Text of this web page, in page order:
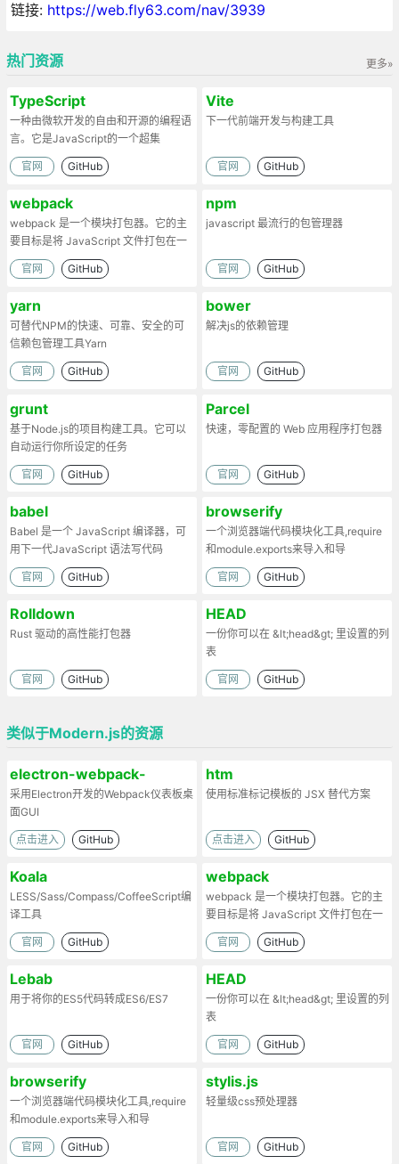
链接: https://web.fly63.com/nav/3939
更多»
热门资源
TypeScript
一种由微软开发的自由和开源的编程语
言。它是JavaScript的一个超集
官网 GitHub
Vite
下一代前端开发与构建工具
官网 GitHub
webpack
webpack 是一个模块打包器。它的主
要目标是将 JavaScript 文件打包在一
起
官网 GitHub
npm
javascript 最流行的包管理器
官网 GitHub
yarn
可替代NPM的快速、可靠、安全的可
信赖包管理工具Yarn
官网 GitHub
bower
解决js的依赖管理
官网 GitHub
grunt
基于Node.js的项目构建工具。它可以
自动运行你所设定的任务
官网 GitHub
Parcel
快速，零配置的 Web 应用程序打包器
官网 GitHub
babel
Babel 是一个 JavaScript 编译器，可
用下一代JavaScript 语法写代码
官网 GitHub
browserify
一个浏览器端代码模块化工具,require
和module.exports来导入和导
出.Browserify的原理：部署时处理代
码依赖，将模块打包为一个文件。
官网 GitHub
Rolldown
Rust 驱动的高性能打包器
官网 GitHub
HEAD
一份你可以在 &lt;head&gt; 里设置的列
表
官网 GitHub
类似于Modern.js的资源
electron-webpack-
dashboard
采用Electron开发的Webpack仪表板桌
面GUI
点击进入 GitHub
htm
使用标准标记模板的 JSX 替代方案
点击进入 GitHub
Koala
LESS/Sass/Compass/CoffeeScript编
译工具
官网 GitHub
webpack
webpack 是一个模块打包器。它的主
要目标是将 JavaScript 文件打包在一
起
官网 GitHub
Lebab
用于将你的ES5代码转成ES6/ES7
官网 GitHub
HEAD
一份你可以在 &lt;head&gt; 里设置的列
表
官网 GitHub
browserify
一个浏览器端代码模块化工具,require
和module.exports来导入和导
出.Browserify的原理：部署时处理代
码依赖，将模块打包为一个文件。
官网 GitHub
stylis.js
轻量级css预处理器
官网 GitHub